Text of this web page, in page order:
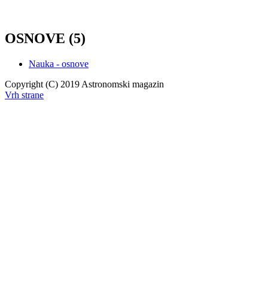
OSNOVE (5)
Nauka - osnove
Copyright (C) 2019 Astronomski magazin
Vrh strane